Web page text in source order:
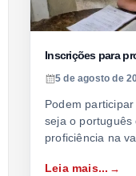
Inscrições para
5 de agosto de
Podem
seja o
proficiência na
Leia mais...